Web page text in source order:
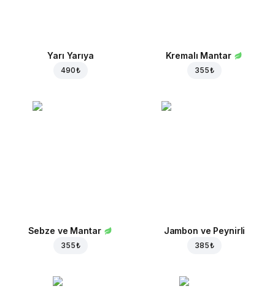
Yarı Yarıya
490 ₺
Kremalı Mantar
355 ₺
Sebze ve Mantar
355 ₺
Jambon ve Peynirli
385 ₺